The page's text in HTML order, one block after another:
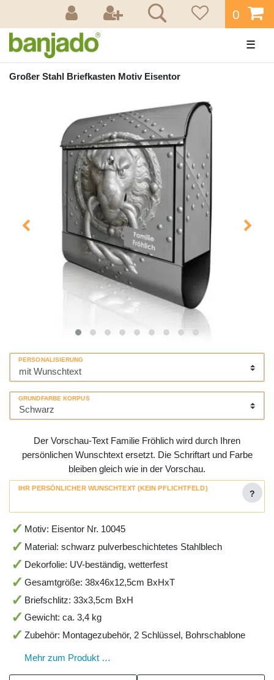
0
☰
Großer Stahl Briefkasten Motiv Eisentor
PERSONALISIERUNG
GRUNDFARBE KORPUS
Der Vorschau-Text Familie Fröhlich wird durch Ihren
persönlichen Wunschtext ersetzt. Die Schriftart und Farbe
bleiben gleich wie in der Vorschau.
IHR PERSÖNLICHER WUNSCHTEXT (KEIN PFLICHTFELD)
?
Motiv: Eisentor Nr. 10045
Material: schwarz pulverbeschichtetes Stahlblech
Dekorfolie: UV-beständig, wetterfest
Gesamtgröße: 38x46x12,5cm BxHxT
Briefschlitz: 33x3,5cm BxH
Gewicht: ca. 3,4 kg
Zubehör: Montagezubehör, 2 Schlüssel, Bohrschablone
Mehr zum Produkt …